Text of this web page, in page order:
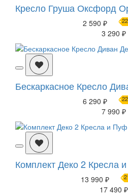
Кресло Груша Оксфорд
2 590 ₽
3 290 ₽
Бескаркасное Кресло
6 290 ₽
7 990 ₽
Комплект Деко 2 Кресла
13 990 ₽
17 490 ₽